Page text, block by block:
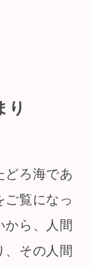
り
どろ海であ
ご覧になっ
から、人間
、その人間